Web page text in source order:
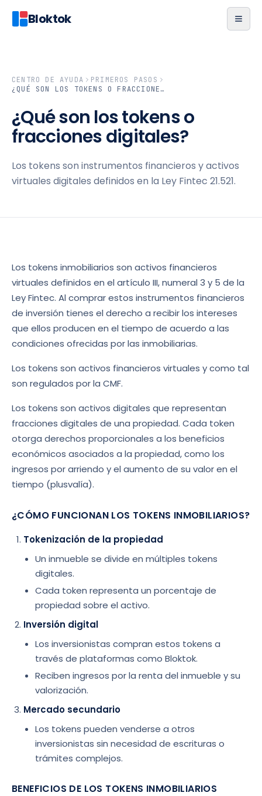
Bloktok
CENTRO DE AYUDA
PRIMEROS PASOS
¿QUÉ SON LOS TOKENS O FRACCIONES DIGITALES?
¿Qué son los tokens o
fracciones digitales?
Los tokens son instrumentos financieros y activos
virtuales digitales definidos en la Ley Fintec 21.521.
Los tokens inmobiliarios son activos financieros
virtuales definidos en el artículo III, numeral 3 y 5 de la
Ley Fintec. Al comprar estos instrumentos financieros
de inversión tienes el derecho a recibir los intereses
que ellos producen en el tiempo de acuerdo a las
condiciones ofrecidas por las inmobiliarias.
Los tokens son activos financieros virtuales y como tal
son regulados por la CMF.
Los tokens son activos digitales que representan
fracciones digitales de una propiedad. Cada token
otorga derechos proporcionales a los beneficios
económicos asociados a la propiedad, como los
ingresos por arriendo y el aumento de su valor en el
tiempo (plusvalía).
¿CÓMO FUNCIONAN LOS TOKENS INMOBILIARIOS?
Tokenización de la propiedad
Un inmueble se divide en múltiples tokens
digitales.
Cada token representa un porcentaje de
propiedad sobre el activo.
Inversión digital
Los inversionistas compran estos tokens a
través de plataformas como Bloktok.
Reciben ingresos por la renta del inmueble y su
valorización.
Mercado secundario
Los tokens pueden venderse a otros
inversionistas sin necesidad de escrituras o
trámites complejos.
BENEFICIOS DE LOS TOKENS INMOBILIARIOS